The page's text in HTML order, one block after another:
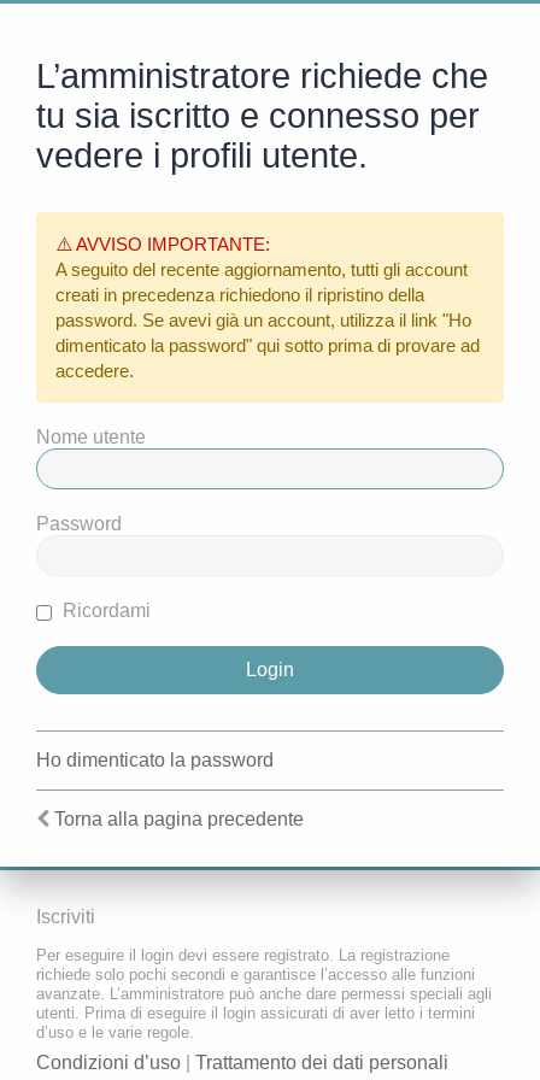
L’amministratore richiede che
tu sia iscritto e connesso per
vedere i profili utente.
⚠️ AVVISO IMPORTANTE:
A seguito del recente aggiornamento, tutti gli account
creati in precedenza richiedono il ripristino della
password. Se avevi già un account, utilizza il link "Ho
dimenticato la password" qui sotto prima di provare ad
accedere.
Nome utente
Password
Ricordami
Ho dimenticato la password
Torna alla pagina precedente
Iscriviti
Per eseguire il login devi essere registrato. La registrazione
richiede solo pochi secondi e garantisce l’accesso alle funzioni
avanzate. L’amministratore può anche dare permessi speciali agli
utenti. Prima di eseguire il login assicurati di aver letto i termini
d’uso e le varie regole.
Condizioni d’uso Trattamento dei dati personali